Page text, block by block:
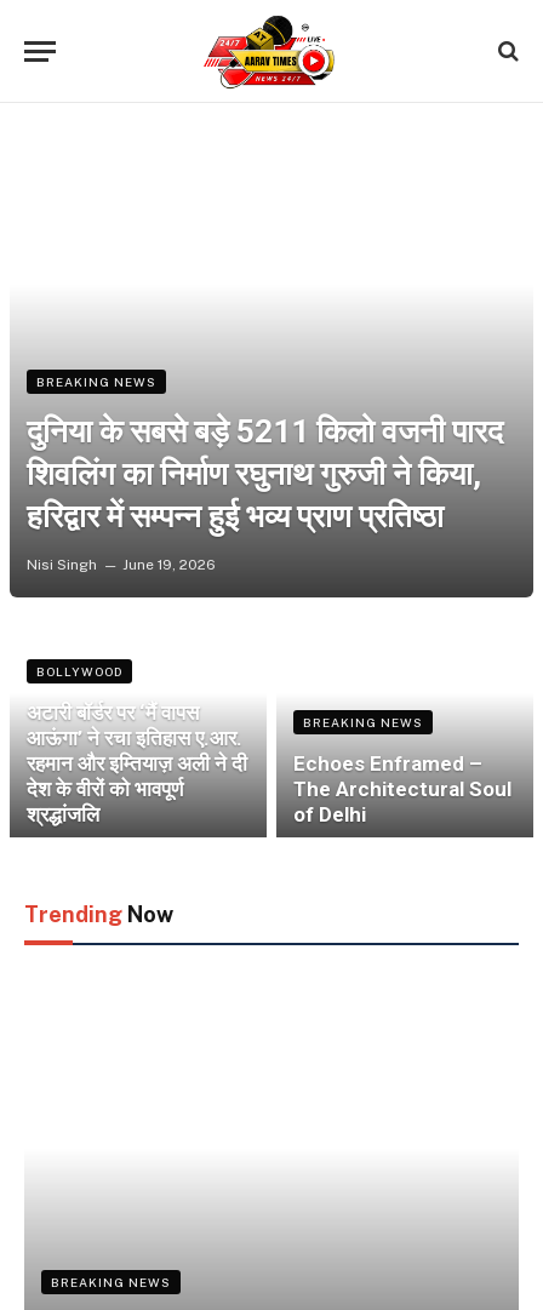
BREAKING NEWS
दुनिया के सबसे बड़े 5211 किलो वजनी पारद
शिवलिंग का निर्माण रघुनाथ गुरुजी ने किया,
हरिद्वार में सम्पन्न हुई भव्य प्राण प्रतिष्ठा
Nisi Singh June 19, 2026
BOLLYWOOD
अटारी बॉर्डर पर ‘मैं वापस
आऊंगा’ ने रचा इतिहास ए.आर.
रहमान और इम्तियाज़ अली ने दी
देश के वीरों को भावपूर्ण
श्रद्धांजलि
BREAKING NEWS
Echoes Enframed –
The Architectural Soul
of Delhi
Trending Now
BREAKING NEWS